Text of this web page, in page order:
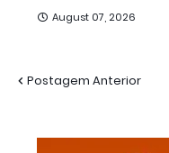
August 07, 2026
Postagem Anterior